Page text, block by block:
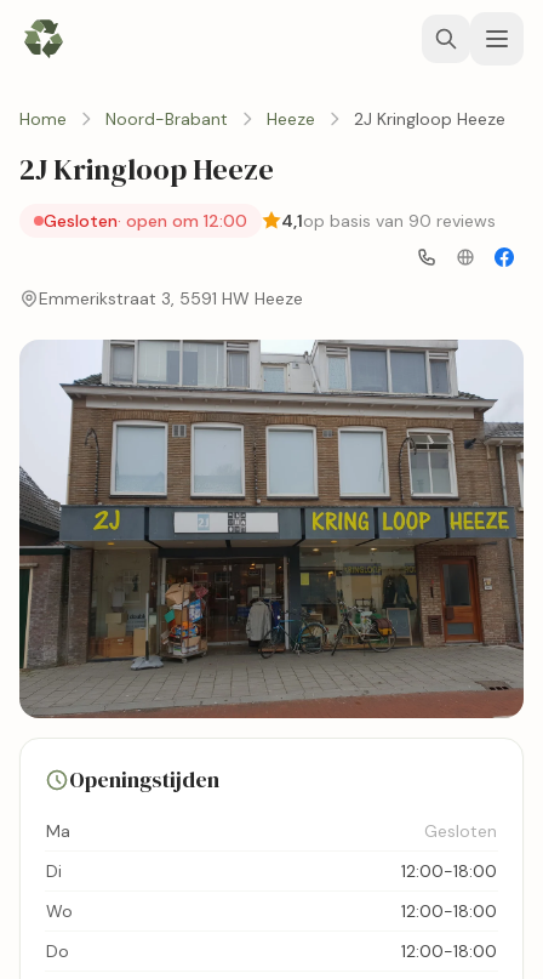
Home Noord-Brabant Heeze 2J Kringloop Heeze
2J Kringloop Heeze
Gesloten· open om 12:00 4,1op basis van 90 reviews
Emmerikstraat 3, 5591 HW Heeze
Bekijk kaart
Openingstijden
Ma
Gesloten
Di
12:00-18:00
Wo
12:00-18:00
Do
12:00-18:00